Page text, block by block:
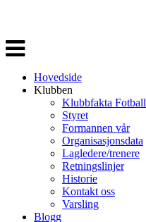
Veksle
navigasjon
Hovedside
Klubben
Klubbfakta Fotball
Styret
Formannen vår
Organisasjonsdata
Lagledere/trenere
Retningslinjer
Historie
Kontakt oss
Varsling
Blogg